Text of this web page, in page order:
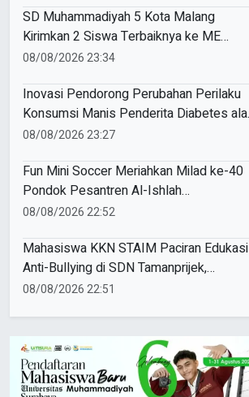
SD Muhammadiyah 5 Kota Malang
Kirimkan 2 Siswa Terbaiknya ke ME
Award 2026
08/08/2026 23:34
Inovasi Pendorong Perubahan Perilaku
Konsumsi Manis Penderita Diabetes ala
Mahasiswa Unesa
08/08/2026 23:27
Fun Mini Soccer Meriahkan Milad ke-40
Pondok Pesantren Al-Ishlah
Sendangagung
08/08/2026 22:52
Mahasiswa KKN STAIM Paciran Edukasi
Anti-Bullying di SDN Tamanprijek,
Tanamkan Empati Sejak Dini
08/08/2026 22:51